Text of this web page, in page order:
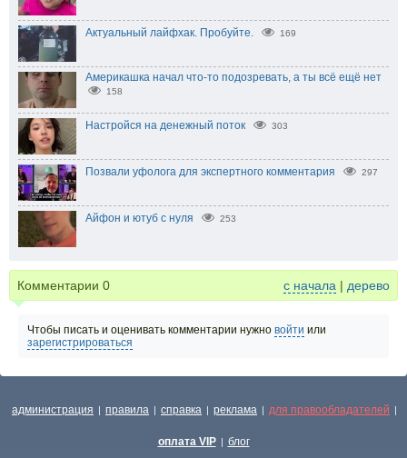
Актуальный лайфхак. Пробуйте. 169
Америкашка начал что-то подозревать, а ты всё ещё нет
158
Настройся на денежный поток 303
Позвали уфолога для экспертного комментария 297
Айфон и ютуб с нуля 253
Комментарии 0 с начала | дерево
Чтобы писать и оценивать комментарии нужно войти или
зарегистрироваться
администрация | правила | справка | реклама | для правообладателей |
оплата VIP | блог